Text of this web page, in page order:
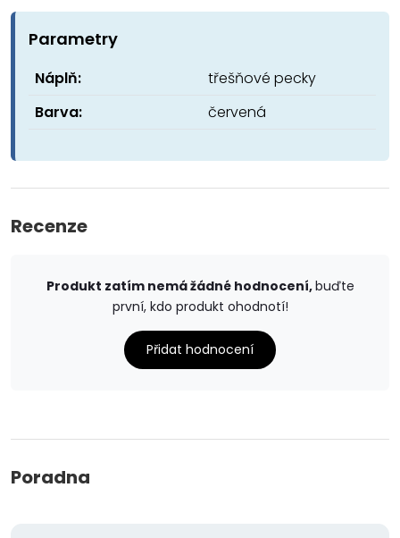
Parametry
Náplň:
třešňové pecky
Barva:
červená
Recenze
Produkt zatím nemá žádné hodnocení,buďte
první, kdo produkt ohodnotí!
Přidat hodnocení
Poradna